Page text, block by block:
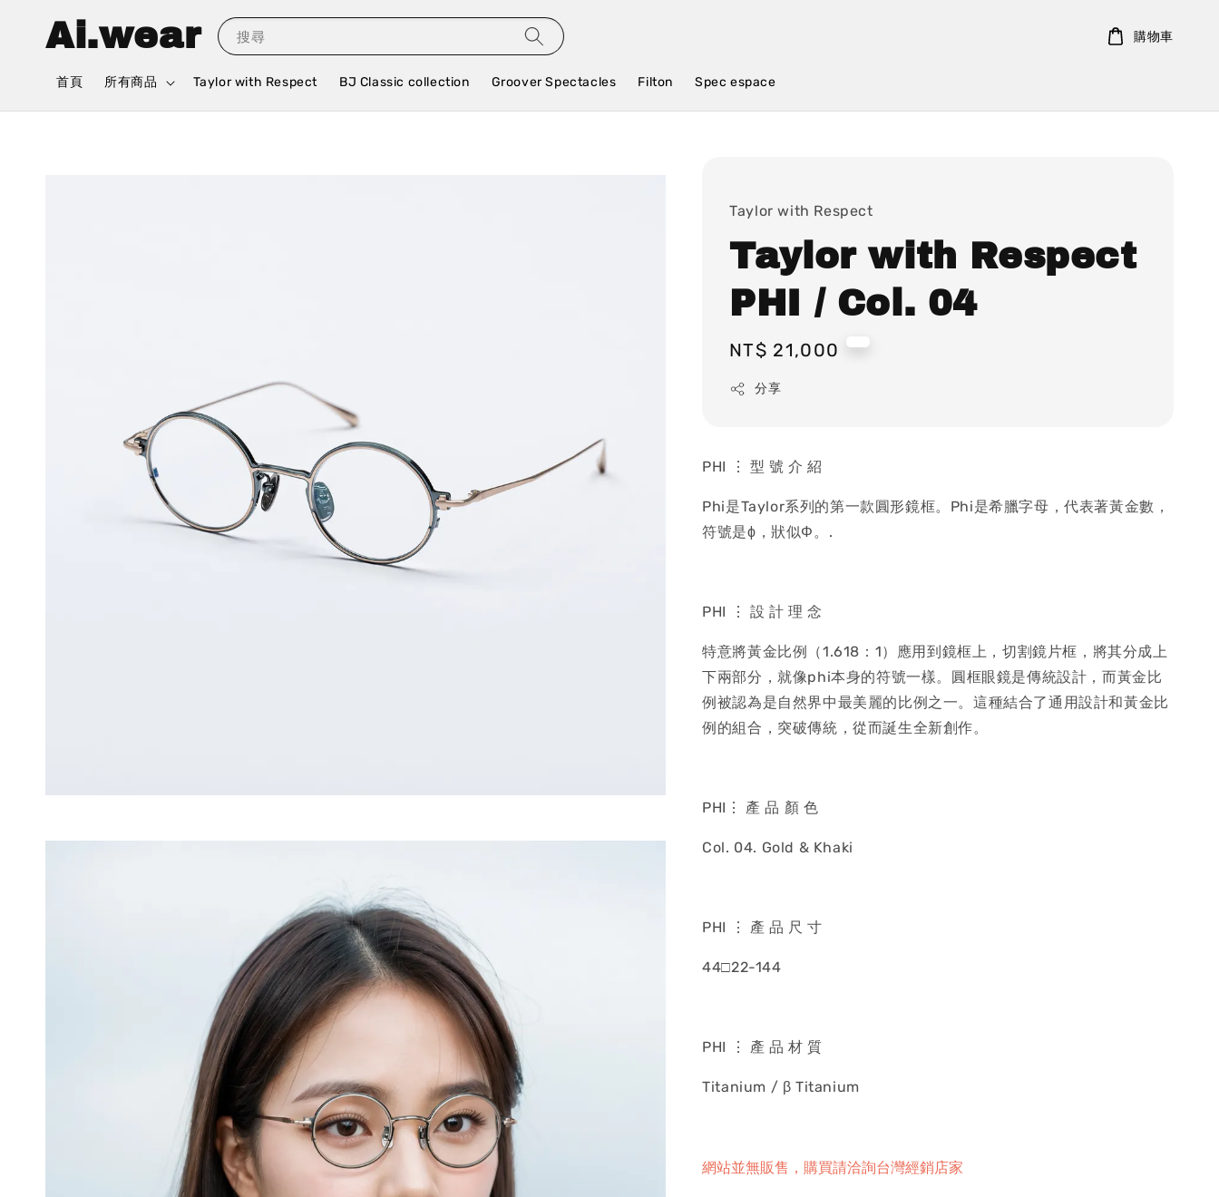
Ai.wear 搜尋
首頁 所有商品 Taylor with Respect BJ Classic collection Groover Spectacles Filton Spec espace
購物車
Taylor with Respect
Taylor with Respect
PHI / Col. 04
Regular
price
NT$ 21,000
分享
PHI ⋮ 型 號 介 紹
Phi是Taylor系列的第一款圓形鏡框。Phi是希臘字母，代表著黃金數，
符號是ϕ，狀似Φ。.
PHI ⋮ 設 計 理 念
特意將黃金比例（1.618：1）應用到鏡框上，切割鏡片框，將其分成上
下兩部分，就像phi本身的符號一樣。圓框眼鏡是傳統設計，而黃金比
例被認為是自然界中最美麗的比例之一。這種結合了通用設計和黃金比
例的組合，突破傳統，從而誕生全新創作。
PHI⋮ 產 品 顏 色
Col. 04. Gold & Khaki
PHI ⋮ 產 品 尺 寸
44□22-144
PHI ⋮ 產 品 材 質
Titanium / β Titanium
網站並無販售，購買請洽詢台灣經銷店家